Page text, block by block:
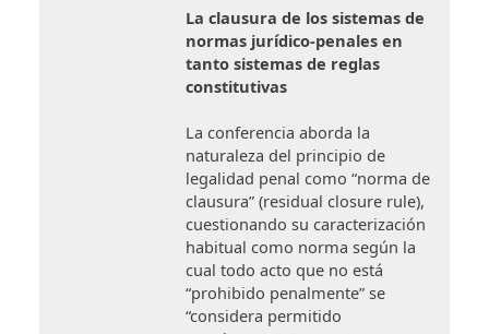
La clausura de los sistemas de
normas jurídico-penales en
tanto sistemas de reglas
constitutivas
La conferencia aborda la
naturaleza del principio de
legalidad penal como “norma de
clausura” (residual closure rule),
cuestionando su caracterización
habitual como norma según la
cual todo acto que no está
“prohibido penalmente” se
“considera permitido